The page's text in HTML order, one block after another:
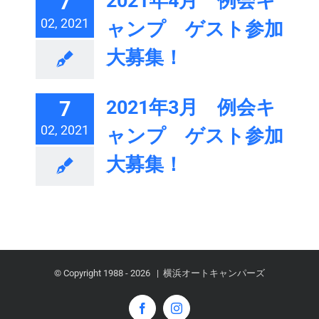
02, 2021
ャンプ ゲスト参加
大募集！
7
02, 2021
2021年3月 例会キ
ャンプ ゲスト参加
大募集！
© Copyright 1988 - 2026 | 横浜オートキャンパーズ
FacebookInstagram